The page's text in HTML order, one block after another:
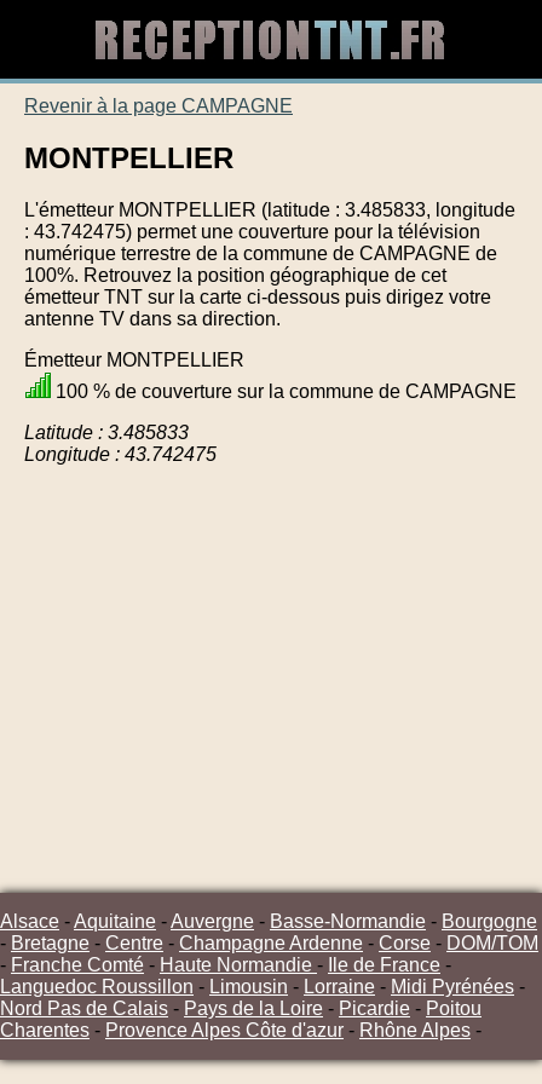
Revenir à la page CAMPAGNE
MONTPELLIER
L'émetteur MONTPELLIER (latitude : 3.485833, longitude
: 43.742475) permet une couverture pour la télévision
numérique terrestre de la commune de CAMPAGNE de
100%. Retrouvez la position géographique de cet
émetteur TNT sur la carte ci-dessous puis dirigez votre
antenne TV dans sa direction.
Émetteur MONTPELLIER
100 % de couverture sur la commune de CAMPAGNE
Latitude : 3.485833
Longitude : 43.742475
Alsace -Aquitaine -Auvergne - Basse-Normandie - Bourgogne
- Bretagne - Centre - Champagne Ardenne - Corse - DOM/TOM
- Franche Comté - Haute Normandie - Ile de France -
Languedoc Roussillon - Limousin - Lorraine - Midi Pyrénées -
Nord Pas de Calais - Pays de la Loire - Picardie - Poitou
Charentes - Provence Alpes Côte d'azur - Rhône Alpes -